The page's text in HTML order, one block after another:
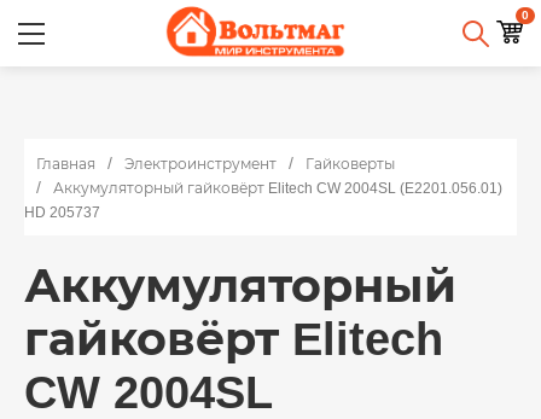
0
Главная Электроинструмент
Гайковерты
Аккумуляторный гайковёрт Elitech CW 2004SL (E2201.056.01)
HD 205737
Аккумуляторный
гайковёрт Elitech
CW 2004SL